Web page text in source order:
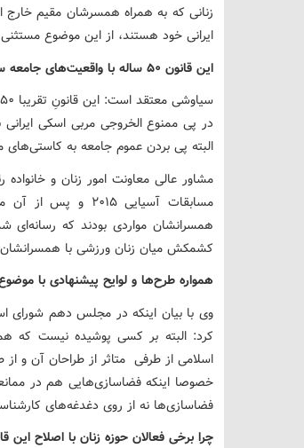
زنانی که به همراه همسرشان مقیم
ایرانی خود هستند، از این موضوع
این قانون ۵۰ ساله با واقعیت‌های جامعه سنخیتی ندارد
در پی ممنوع الخروجی مربی اسکی ایرانی
البته پی بردن‌ عموم‌ جامعه به کاستی‌های
مشاور عالی معاونت امور زنان و
همسرانشان مواردی بودند که
کشمکش میان زنان ورزشی با همسرانشان
همواره طرح‌ها و لوایح پیشنهادی با
وی با بیان اینکه در مجلس دهم‌ شورای
کرد: البته بر کسی پوشیده نیست که
اسلامی از طرفی متاثر از طراحان آن و
خصوصا اینکه فضاسازی‌هایی هم در
فضاسازی‌ها نه از روی دغدغه‌های
چرا برخی فعالان حوزه زنان با اصلاح این